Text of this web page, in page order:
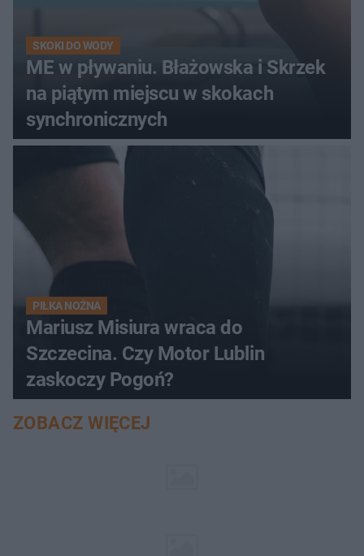
SKOKI DO WODY
ME w pływaniu. Błażowska i Skrzek
na piątym miejscu w skokach
synchronicznych
PIŁKA NOŻNA
Mariusz Misiura wraca do
Szczecina. Czy Motor Lublin
zaskoczy Pogoń?
ZOBACZ WIĘCEJ